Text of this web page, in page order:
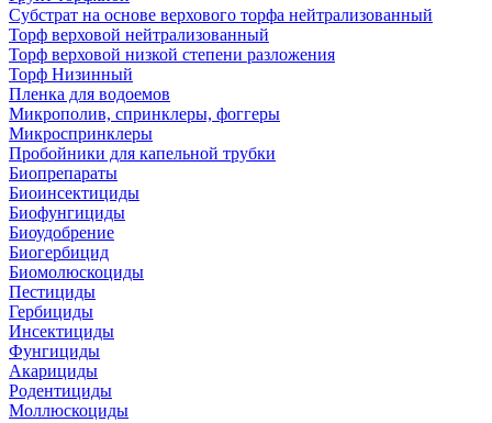
Субстрат на основе верхового торфа нейтрализованный
Торф верховой нейтрализованный
Торф верховой низкой степени разложения
Торф Низинный
Пленка для водоемов
Микрополив, спринклеры, фоггеры
Микроспринклеры
Пробойники для капельной трубки
Биопрепараты
Биоинсектициды
Биофунгициды
Биоудобрение
Биогербицид
Биомолюскоциды
Пестициды
Гербициды
Инсектициды
Фунгициды
Акарициды
Родентициды
Моллюскоциды